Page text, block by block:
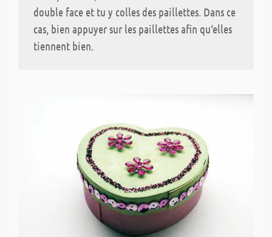
double face et tu y colles des paillettes. Dans ce
cas, bien appuyer sur les paillettes afin qu‘elles
tiennent bien.